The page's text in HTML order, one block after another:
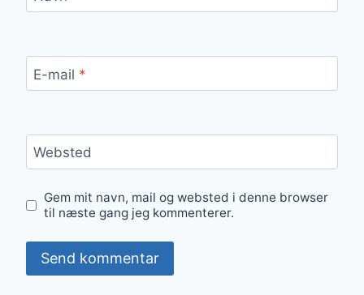
E-mail *
Websted
Gem mit navn, mail og websted i denne browser
til næste gang jeg kommenterer.